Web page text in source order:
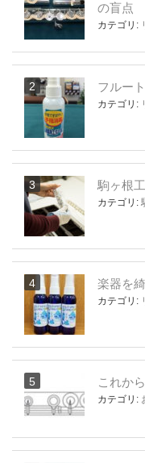
の盲点
カテゴリ:
フルー
カテゴリ:
駒ヶ根
カテゴリ:
楽器を
カテゴリ:
これか
カテゴリ: